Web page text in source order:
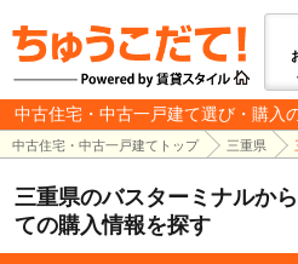
中古住宅・中古一戸建て選び・購入
中古住宅・中古一戸建てトップ 三重県
三重県のバスターミナルか
ての購入情報を探す